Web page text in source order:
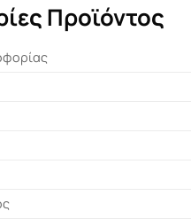
Προϊόντος